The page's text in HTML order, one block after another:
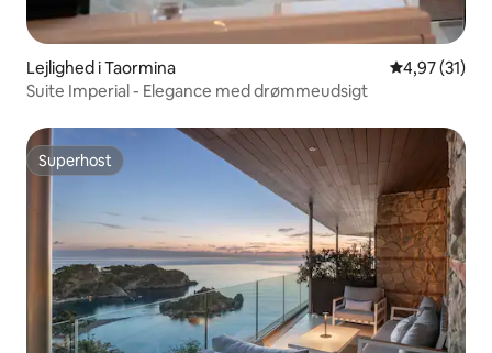
Lejlighed i Taormina 4,97 ud af 5
4,97 (31)
Suite Imperial - Elegance med drømmeudsigt
Superhost
Superhost